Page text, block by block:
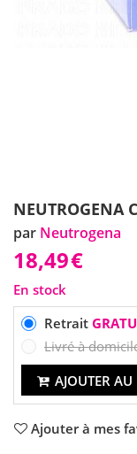
NEUTROGENA
par Neutrogena
18,49€
En stock
Retrait
Livré à
AJOUTER
Ajouter à mes